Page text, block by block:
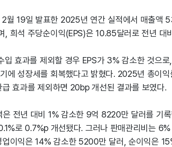
19일 발표한 2025년 연간 실적에서 매출액
, 희석 주당순이익(EPS)은 10.85달러로 전년 대
효과를 제외할 경우 EPS가 3% 감소한 것으로
에 성장세를 회복했다고 밝혔다. 2025년 총이
효과를 제외하면 20bp 개선된 결과를 보였다.
전년 대비 1% 감소한 9억 8220만 달러를 기
로 0.7%p 개선됐다. 그러나 판매관리비는
업이익은 14% 감소한 5200만 달러, 순이익은